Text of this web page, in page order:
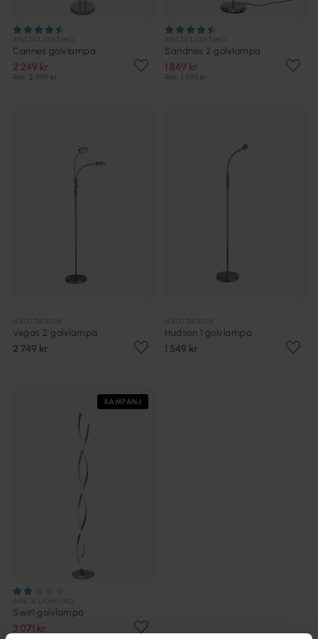
Cannes golvlampa
2 249 kr
Rek. 2 999 kr
Sandnes 2 golvlampa
1 849 kr
Rek. 1 999 kr
Vegas 2 golvlampa
2 749 kr
Hudson 1 golvlampa
1 549 kr
KAMPANJ
Swirl golvlampa
3 071 kr